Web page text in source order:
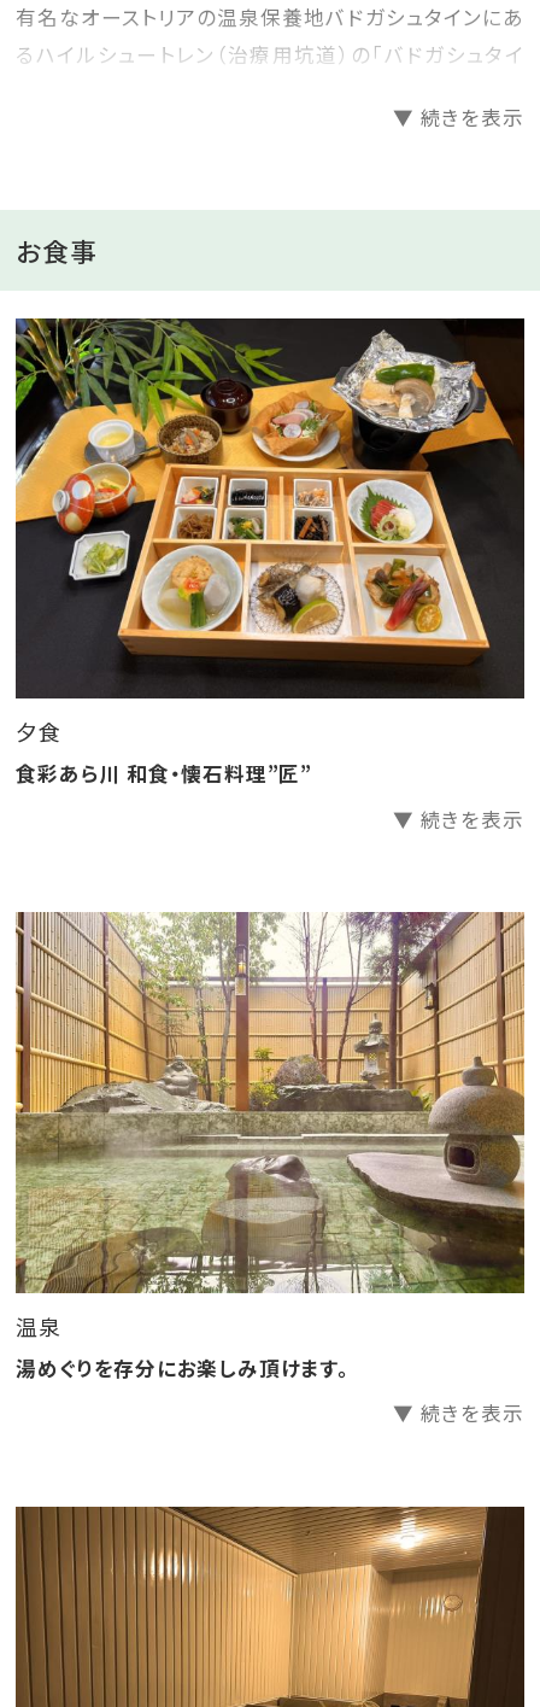
有名なオーストリアの温泉保養地バドガシュタインにあ
るハイルシュートレン（治療用坑道）の「バドガシュタイ
ーナーがございます。また、温泉はお湯を循環しない「か
泉、ミストサウナ、露天風呂が何度でもご利用いただけ
ます。
露天風呂：6：00～23：00
■お食事
【お食事場所】1階食事処空海
《ご夕食》17：00～21：00（ラストオーダー20：00）
ご夕食は食彩あら川～和食・懐石料理”匠コース”をご
満喫。真心でおりなすこだわりの匠の味わいをお楽しみ
ください。
※お子様はお子様料理のご提供となります。大人と同じ
お食事をご希望の場合は、大人でのご予約をお願いい
《ご朝食》7：00～9：00
※ご夕食、ご朝食共にチェックイン時にご希望時間を承
※システム変更に伴い、令和8年4月1日のご宿泊分より
入湯税（お一人様一泊につき150円）は宿泊料金に含ま
ず、別途頂戴することとなりました。尚、小学生以下のお
子様は非課税となります。
――――――――――――――――――――――
伊豆長岡温泉 弘法の湯 本店「おすすめポイント3選」の
詳細を記事でご紹介中♪
詳細はこちらをクリック♪
――――――――――――――――――――――
▼ 続きを表示
お食事
夕食
食彩あら川 和食・懐石料理”匠”
▼ 続きを表示
温泉
湯めぐりを存分にお楽しみ頂けます。
▼ 続きを表示